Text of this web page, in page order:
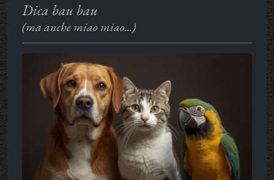
Dica bau bau
(ma anche miao miao...)